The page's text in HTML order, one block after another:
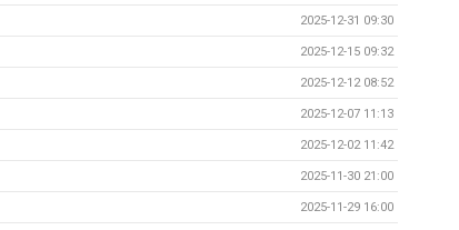
2025-12-31 09:30
2025-12-15 09:32
2025-12-12 08:52
2025-12-07 11:13
2025-12-02 11:42
2025-11-30 21:00
2025-11-29 16:00